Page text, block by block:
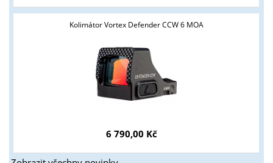
Kolimátor Vortex Defender CCW 6 MOA
6 790,00 Kč